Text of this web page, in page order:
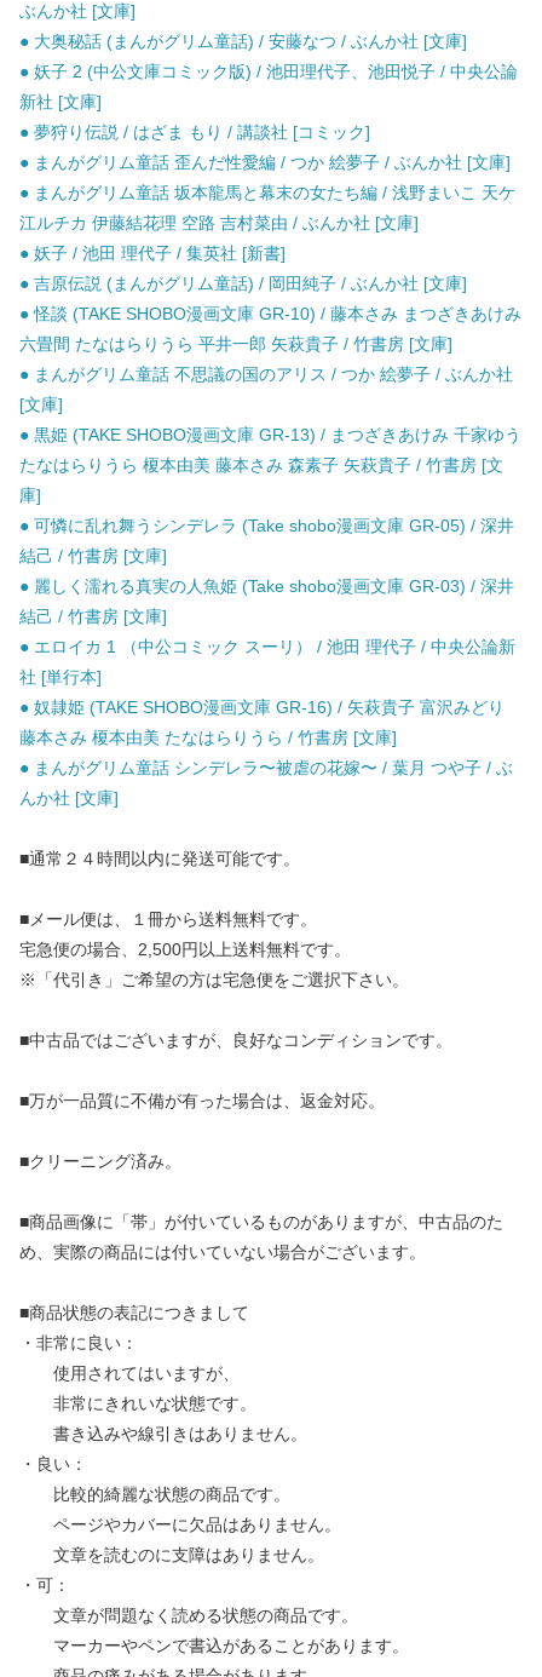
ぶんか社 [文庫]
● 大奥秘話 (まんがグリム童話) / 安藤なつ / ぶんか社 [文庫]
● 妖子 2 (中公文庫コミック版) / 池田理代子、池田悦子 / 中央公論
新社 [文庫]
● 夢狩り伝説 / はざま もり / 講談社 [コミック]
● まんがグリム童話 歪んだ性愛編 / つか 絵夢子 / ぶんか社 [文庫]
● まんがグリム童話 坂本龍馬と幕末の女たち編 / 浅野まいこ 天ケ
江ルチカ 伊藤結花理 空路 吉村菜由 / ぶんか社 [文庫]
● 妖子 / 池田 理代子 / 集英社 [新書]
● 吉原伝説 (まんがグリム童話) / 岡田純子 / ぶんか社 [文庫]
● 怪談 (TAKE SHOBO漫画文庫 GR-10) / 藤本さみ まつざきあけみ
六畳間 たなはらりうら 平井一郎 矢萩貴子 / 竹書房 [文庫]
● まんがグリム童話 不思議の国のアリス / つか 絵夢子 / ぶんか社
[文庫]
● 黒姫 (TAKE SHOBO漫画文庫 GR-13) / まつざきあけみ 千家ゆう
たなはらりうら 榎本由美 藤本さみ 森素子 矢萩貴子 / 竹書房 [文
庫]
● 可憐に乱れ舞うシンデレラ (Take shobo漫画文庫 GR-05) / 深井
結己 / 竹書房 [文庫]
● 麗しく濡れる真実の人魚姫 (Take shobo漫画文庫 GR-03) / 深井
結己 / 竹書房 [文庫]
● エロイカ 1 （中公コミック スーリ） / 池田 理代子 / 中央公論新
社 [単行本]
● 奴隷姫 (TAKE SHOBO漫画文庫 GR-16) / 矢萩貴子 富沢みどり
藤本さみ 榎本由美 たなはらりうら / 竹書房 [文庫]
● まんがグリム童話 シンデレラ〜被虐の花嫁〜 / 葉月 つや子 / ぶ
んか社 [文庫]
■通常２４時間以内に発送可能です。
■メール便は、１冊から送料無料です。
宅急便の場合、2,500円以上送料無料です。
※「代引き」ご希望の方は宅急便をご選択下さい。
■中古品ではございますが、良好なコンディションです。
■万が一品質に不備が有った場合は、返金対応。
■クリーニング済み。
■商品画像に「帯」が付いているものがありますが、中古品のた
め、実際の商品には付いていない場合がございます。
■商品状態の表記につきまして
・非常に良い：
使用されてはいますが、
非常にきれいな状態です。
書き込みや線引きはありません。
・良い：
比較的綺麗な状態の商品です。
ページやカバーに欠品はありません。
文章を読むのに支障はありません。
・可：
文章が問題なく読める状態の商品です。
マーカーやペンで書込があることがあります。